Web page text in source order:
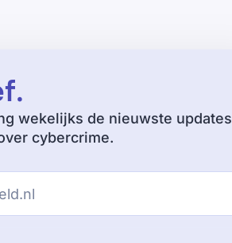
.
wekelijks de nieuwste updates
cybercrime.